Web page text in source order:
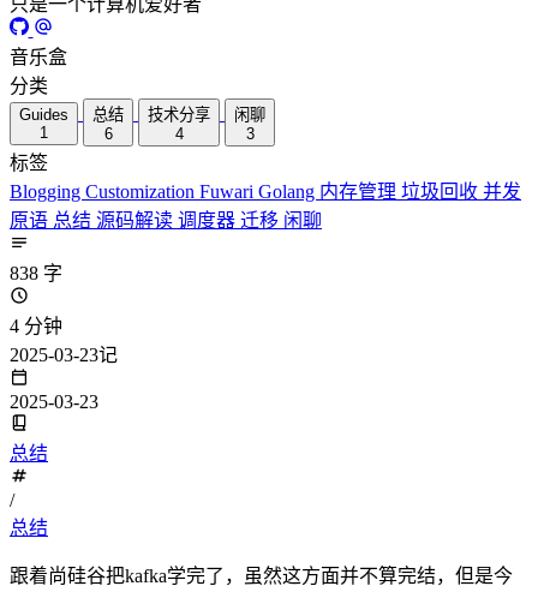
音乐盒
分类
Guides
1
总结
6
技术分享
4
闲聊
3
标签
Blogging Customization Fuwari Golang 内存管理 垃圾回收 并发
原语 总结 源码解读 调度器 迁移 闲聊
838 字
4 分钟
2025-03-23记
2025-03-23
总结
/
总结
跟着尚硅谷把kafka学完了，虽然这方面并不算完结，但是今